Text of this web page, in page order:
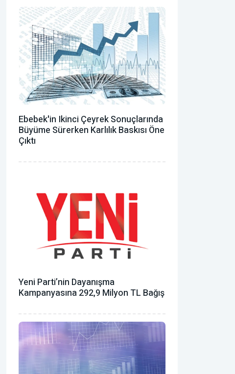
Ebebek'in Ikinci Çeyrek Sonuçlarında
Büyüme Sürerken Karlılık Baskısı Öne
Çıktı
Yeni Parti’nin Dayanışma
Kampanyasına 292,9 Milyon TL Bağış